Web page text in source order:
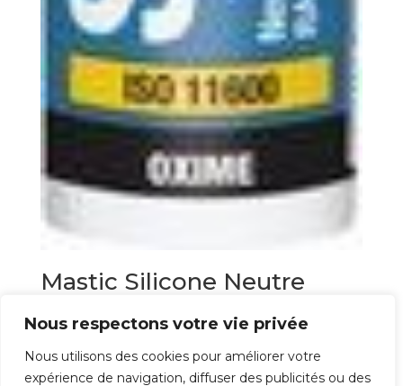
Nous respectons votre vie privée
Nous utilisons des cookies pour améliorer votre
expérience de navigation, diffuser des publicités ou des
Mastic Silicone Neutre